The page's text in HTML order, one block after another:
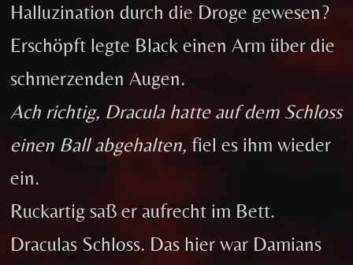
Halluzination durch die Droge gewesen?
Erschöpft legte Black einen Arm über die
schmerzenden Augen.
Ach richtig, Dracula hatte auf dem Schloss
einen Ball abgehalten, fiel es ihm wieder
ein.
Ruckartig saß er aufrecht im Bett.
Draculas Schloss. Das hier war Damians